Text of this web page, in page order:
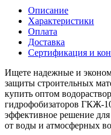
Описание
Характеристики
Оплата
Доставка
Сертификация и
Ищете надежные и
защиты строительных
купить оптом
гидрофобизаторов ГКЖ-
эффективное решение
от воды и атмосферных